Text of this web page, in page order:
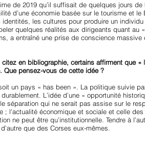
de 2019 qu’il suffisait de quelques jours
d’une économie basée sur le tourisme et
les cultures pour produire un
quelques réalités aux dirigeants quant
a entraîné une prise de conscience
en bibliographie, certains affirment que
Que pensez-vous de cette idée ?
un pays « has been ». La politique suivie
L’idée d’une « opportunité
séparation qui ne serait pas assise sur le
; l’actualité économique et sociale et celle
ne peut être qu’institutionnelle. Tendre à
que des Corses eux-mêmes.